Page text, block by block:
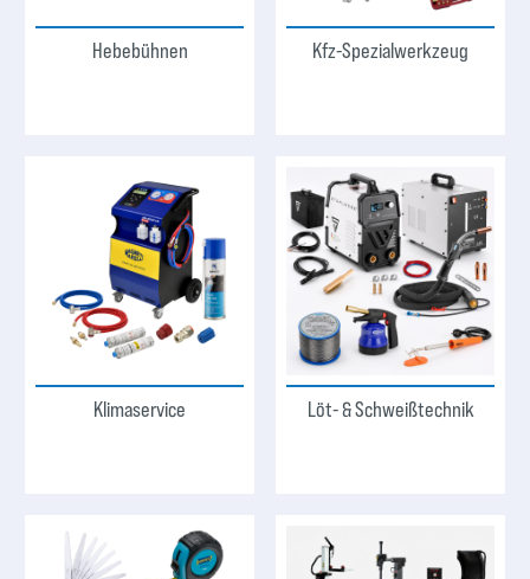
Hebebühnen Kfz-Spezialwerkzeug
Klimaservice Löt- & Schweißtechnik